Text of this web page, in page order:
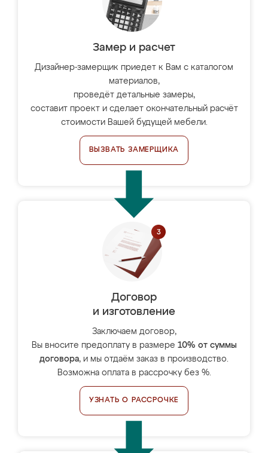
Замер и расчет
Дизайнер-замерщик приедет к Вам с каталогом
материалов,
проведёт детальные замеры,
составит проект и сделает окончательный расчёт
стоимости Вашей будущей мебели.
ВЫЗВАТЬ ЗАМЕРЩИКА
Договор
и изготовление
Заключаем договор,
Вы вносите предоплату в размере 10% от суммы
договора, и мы отдаём заказ в производство.
Возможна оплата в рассрочку без %.
УЗНАТЬ О РАССРОЧКЕ